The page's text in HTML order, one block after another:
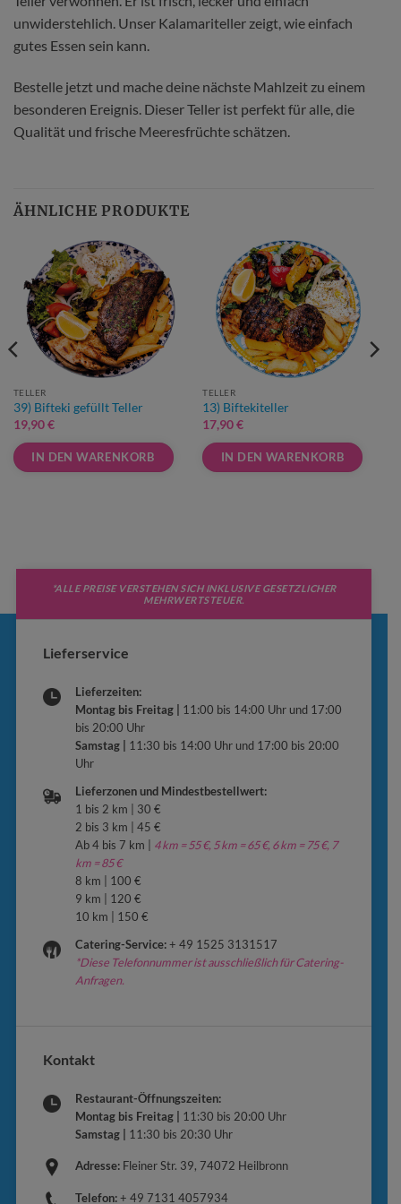
unwiderstehlich. Unser Kalamariteller zeigt, wie einfach
gutes Essen sein kann.
Bestelle jetzt und mache deine nächste Mahlzeit zu einem
besonderen Ereignis. Dieser Teller ist perfekt für alle, die
Qualität und frische Meeresfrüchte schätzen.
ÄHNLICHE PRODUKTE
TELLER
39) Bifteki gefüllt Teller
19,90€
IN DEN WARENKORB
Varianten
Optionen
Produktseite
TELLER
13) Biftekiteller
17,90€
IN DEN WARENKORB
Varianten
auf.
Die
Optionen
gewählt
*ALLE PREISE VERSTEHEN SICH INKLUSIVE GESETZLICHER
MEHRWERTSTEUER.
Lieferservice
Lieferzeiten:
Montag bis Freitag |
11:00 bis 14:00 Uhr und 17:00
bis 20:00 Uhr
Samstag |
11:30 bis 14:00 Uhr und 17:00 bis 20:00
Uhr
Lieferzonen und Mindestbestellwert:
1 bis 2 km | 30 €
2 bis 3 km | 45 €
Ab 4 bis 7 km | 4 km = 55 €, 5 km = 65 €, 6 km = 75 €, 7
km = 85 €
8 km | 100 €
9 km | 120 €
10 km | 150 €
Catering-Service:+ 49 1525 3131517
*Diese Telefonnummer ist ausschließlich für Catering-
Anfragen.
Kontakt
Restaurant-Öffnungszeiten:
Montag bis Freitag |
11:30 bis 20:00 Uhr
Samstag |
11:30 bis 20:30 Uhr
Adresse: Fleiner Str. 39, 74072 Heilbronn
Telefon:+ 49 7131 4057934